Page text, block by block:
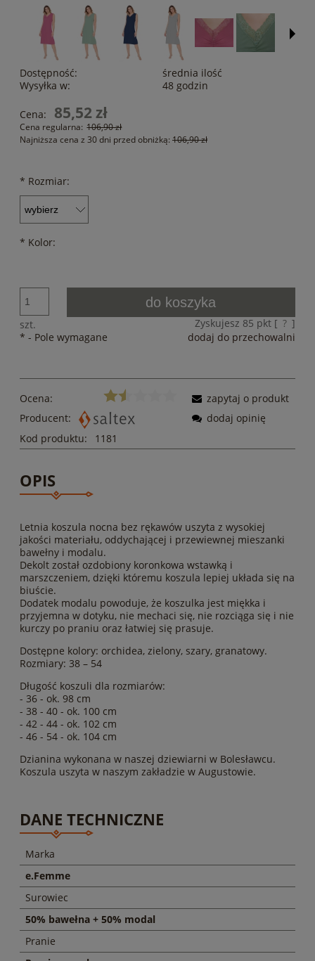
Dostępność:
średnia ilość
Wysyłka w:
48 godzin
Cena: 85,52 zł
Cena regularna: 106,90 zł
Najniższa cena z 30 dni przed obniżką: 106,90 zł
* Rozmiar:
* Kolor:
szt.
do koszyka
Zyskujesz 85 pkt [ ? ]
dodaj do przechowalni
* - Pole wymagane
Ocena:
Producent:
Kod produktu:
1181
zapytaj o produkt
dodaj opinię
OPIS
Letnia koszula nocna bez rękawów uszyta z wysokiej
jakości materiału, oddychającej i przewiewnej mieszanki
bawełny i modalu.
Dekolt został ozdobiony koronkowa wstawką i
marszczeniem, dzięki któremu koszula lepiej układa się na
biuście.
Dodatek modalu powoduje, że koszulka jest miękka i
przyjemna w dotyku, nie mechaci się, nie rozciąga się i nie
kurczy po praniu oraz łatwiej się prasuje.
Dostępne kolory: orchidea, zielony, szary, granatowy.
Rozmiary: 38 – 54
Długość koszuli dla rozmiarów:
- 36 - ok. 98 cm
- 38 - 40 - ok. 100 cm
- 42 - 44 - ok. 102 cm
- 46 - 54 - ok. 104 cm
Dzianina wykonana w naszej dziewiarni w Bolesławcu.
Koszula uszyta w naszym zakładzie w Augustowie.
DANE TECHNICZNE
Marka
e.Femme
Surowiec
50% bawełna + 50% modal
Pranie